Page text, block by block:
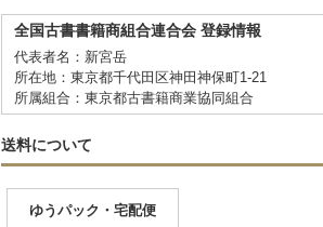
全国古書書籍商組合連合会 登録情報
代表者名：新宮岳
所在地：東京都千代田区神田神保町1-21
所属組合：東京都古書籍商業協同組合
送料について
ゆうパック・宅配便